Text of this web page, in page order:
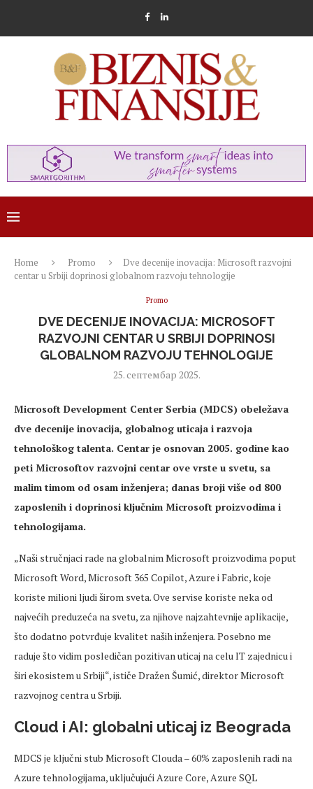
Home Promo
Dve decenije inovacija: Microsoft razvojni
centar u Srbiji doprinosi globalnom razvoju tehnologije
Promo
DVE DECENIJE INOVACIJA: MICROSOFT
RAZVOJNI CENTAR U SRBIJI DOPRINOSI
GLOBALNOM RAZVOJU TEHNOLOGIJE
25. септембар 2025.
Microsoft Development Center Serbia (MDCS) obeležava
dve decenije inovacija, globalnog uticaja i razvoja
tehnološkog talenta. Centar je osnovan 2005. godine kao
peti Microsoftov razvojni centar ove vrste u svetu, sa
malim timom od osam inženjera; danas broji više od 800
zaposlenih i doprinosi ključnim Microsoft proizvodima i
tehnologijama.
„Naši stručnjaci rade na globalnim Microsoft proizvodima poput
Microsoft Word, Microsoft 365 Copilot, Azure i Fabric, koje
koriste milioniljudiširom sveta. Ove servise koriste neka od
najvećih preduzeća na svetu, za njihove najzahtevnije aplikacije,
što dodatno potvrđuje kvalitet naših inženjera. Posebno me
raduje što vidim posledičan pozitivan uticaj naceluIT zajednicu i
širi ekosistem u Srbiji“, ističe Dražen Šumić, direktor Microsoft
razvojnog centra u Srbiji.
Cloud i AI: globalni uticaj iz Beograda
MDCS je ključni stub MicrosoftClouda– 60% zaposlenih radi na
Azure tehnologijama, uključujući Azure Core, Azure SQL